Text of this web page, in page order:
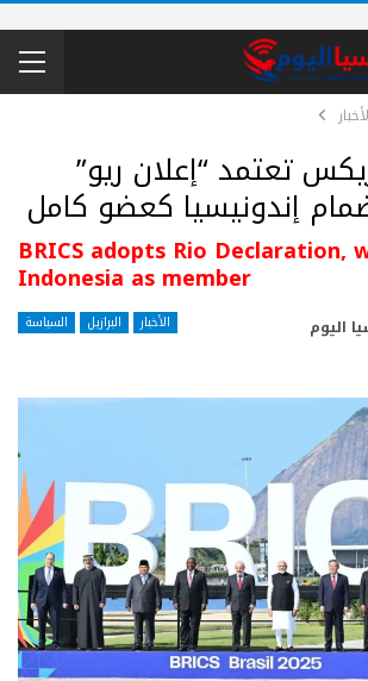
تعتمد “إعلان ريو”
إندونيسيا كعضو كامل
BRICS adopts Rio Declaration,
Indonesia as member
الأخبار البرازيل السياسة
اليوم